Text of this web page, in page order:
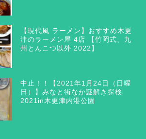
【現代風 ラーメン】おすすめ木更
津のラーメン屋 4店 【竹岡式、九
州とんこつ以外 2022】
中止！！【2021年1月24日（日曜
日）】みなと街なか謎解き探検
2021in木更津内港公園
三井アウトレットパーク木
更津
ラーメン つけ麺 まぜそ